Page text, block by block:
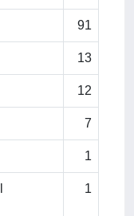
91
13
12
7
1
1